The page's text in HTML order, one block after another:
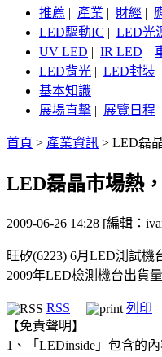
推薦 | 產業 | 財經 |
LED驅動IC | LED光
UV LED | IR LED |
LED背光 | LED封裝 |
基本知識
展場直擊 | 展覽日程 |
首頁 > 產業資訊 > LED磊
LED磊晶市場熱
2009-06-26 14:28 [編輯：
旺矽(6223) 6月LED測試
2009年LED檢測機台出貨
RSS 列印
【免責聲明】
1、「LEDinside」包含的